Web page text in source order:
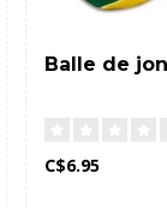
Balle de
C$6.95